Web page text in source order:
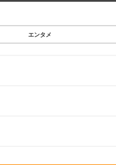
グルメ
エンタメ